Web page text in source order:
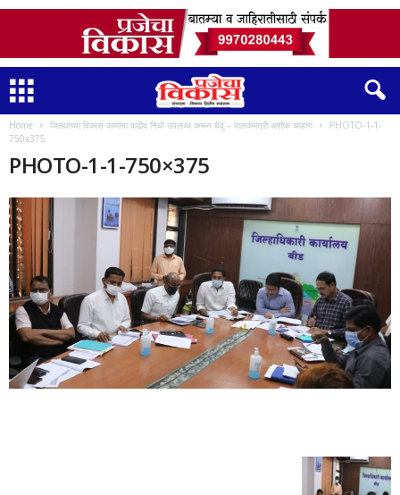
Home जिल्ह्याच्या विकास कामांना वाढीव निधी उपलब्ध करून घेवू – पालकमंत्री अशोक चव्हाण
PHOTO-1-1-
750x375
PHOTO-1-1-750×375